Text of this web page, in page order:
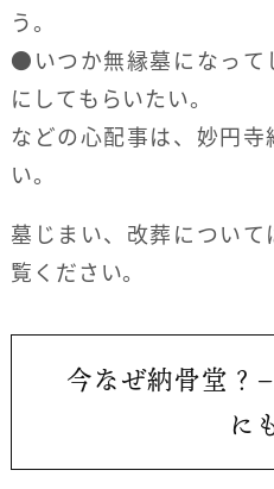
う。
●いつか無縁墓になって
にしてもらいたい。
などの心配事は、妙円
い。
墓じまい、改葬につい
覧ください。
今なぜ納骨堂？
に